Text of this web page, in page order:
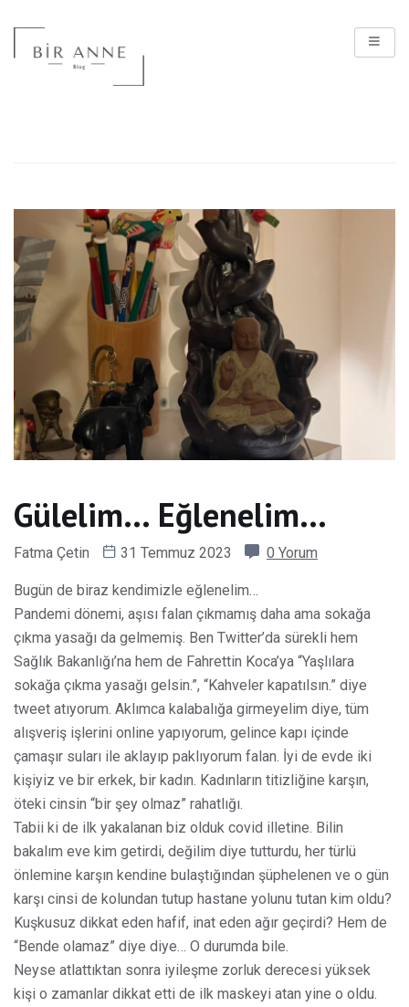
Gülelim… Eğlenelim…
Fatma Çetin 31 Temmuz 2023 0 Yorum
Bugün de biraz kendimizle eğlenelim…
Pandemi dönemi, aşısı falan çıkmamış daha ama sokağa
çıkma yasağı da gelmemiş. Ben Twitter’da sürekli hem
Sağlık Bakanlığı’na hem de Fahrettin Koca’ya “Yaşlılara
sokağa çıkma yasağı gelsin.”, “Kahveler kapatılsın.” diye
tweet atıyorum. Aklımca kalabalığa girmeyelim diye, tüm
alışveriş işlerini online yapıyorum, gelince kapı içinde
çamaşır suları ile aklayıp paklıyorum falan. İyi de evde iki
kişiyiz ve bir erkek, bir kadın. Kadınların titizliğine karşın,
öteki cinsin “bir şey olmaz” rahatlığı.
Tabii ki de ilk yakalanan biz olduk covid illetine. Bilin
bakalım eve kim getirdi, değilim diye tutturdu, her türlü
önlemine karşın kendine bulaştığından şüphelenen ve o gün
karşı cinsi de kolundan tutup hastane yolunu tutan kim oldu?
Kuşkusuz dikkat eden hafif, inat eden ağır geçirdi? Hem de
“Bende olamaz” diye diye… O durumda bile.
Neyse atlattıktan sonra iyileşme zorluk derecesi yüksek
kişi o zamanlar dikkat etti de ilk maskeyi atan yine o oldu.